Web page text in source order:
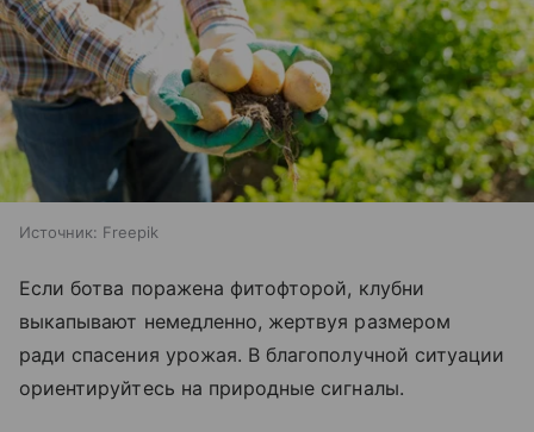
Источник: Freepik
Если ботва поражена фитофторой, клубни
выкапывают немедленно, жертвуя размером
ради спасения урожая. В благополучной ситуации
ориентируйтесь на природные сигналы.